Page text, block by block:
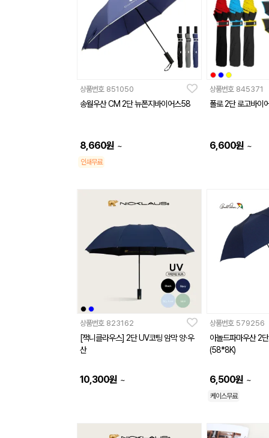
상품번호 851050
송월우산 CM 2단 뉴폰지바이어스58
8,660원 ~
인쇄무료
상품번호 845371
폴로 2단 로고바이
6,600원 ~
상품번호 823162
[잭니클라우스] 2단 UV코팅 암막 양·우
산
10,300원 ~
상품번호 579256
아놀드파마우산 2
(58*8K)
6,500원 ~
케이스무료